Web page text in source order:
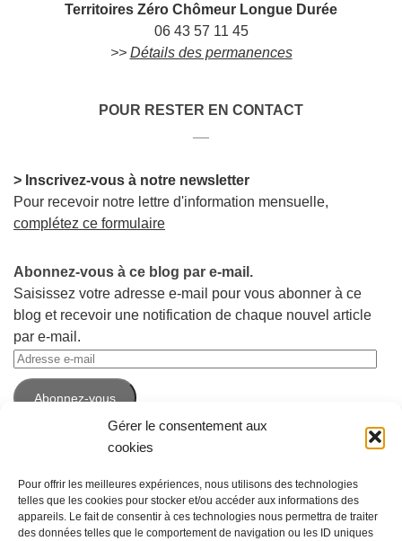
Gérer le consentement aux
cookies
Pour offrir les meilleures expériences, nous utilisons des technologies
telles que les cookies pour stocker et/ou accéder aux informations des
appareils. Le fait de consentir à ces technologies nous permettra de traiter
des données telles que le comportement de navigation ou les ID uniques
Territoires Zéro Chômeur Longue Durée
06 43 57 11 45
>> Détails des permanences
POUR RESTER EN CONTACT
> Inscrivez-vous à notre newsletter
Pour recevoir notre lettre d'information mensuelle,
complétez ce formulaire
Abonnez-vous à ce blog par e-mail.
Saisissez votre adresse e-mail pour vous abonner à ce
blog et recevoir une notification de chaque nouvel article
par e-mail.
Adresse
e-
mailAbonnez-vous